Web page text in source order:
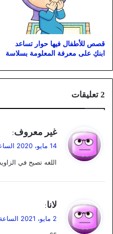
قصص للأطفال فيها حوار تساعد
ابنكِ على معرفة المعلومة بسلاسة
‫2 تعليقات
ي
ق
ل
غير معروف:
14 مايو، 2020 الساعة 7:32 ص
اللغه تصيح في
ي
ق
لانا:
2 مايو، 2021 الساعة 2:14 ص